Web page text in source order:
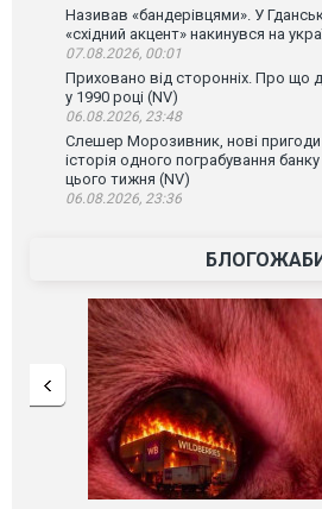
Називав «бандерівцями». У
«східний акцент» накинувся на
07.08.2026, 00:01
Приховано від сторонніх. Про що
у 1990 році (NV)
06.08.2026, 23:48
Слешер Морозивник, нові
історія одного пограбування
цього тижня (NV)
06.08.2026, 23:36